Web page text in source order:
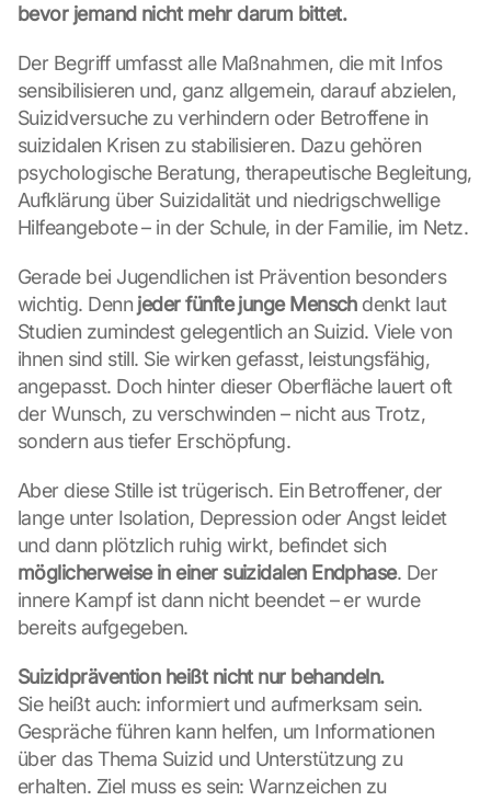
bevor jemand nicht mehr darum bittet.
Der Begriff umfasst alle Maßnahmen, die mit Infos
sensibilisieren und, ganz allgemein, darauf abzielen,
Suizidversuche zu verhindern oder Betroffene in
suizidalen Krisen zu stabilisieren. Dazu gehören
psychologische Beratung, therapeutische Begleitung,
Aufklärung über Suizidalität und niedrigschwellige
Hilfeangebote – in der Schule, in der Familie, im Netz.
Gerade bei Jugendlichen ist Prävention besonders
wichtig. Denn jeder fünfte junge Mensch denkt laut
Studien zumindest gelegentlich an Suizid. Viele von
ihnen sind still. Sie wirken gefasst, leistungsfähig,
angepasst. Doch hinter dieser Oberfläche lauert oft
der Wunsch, zu verschwinden – nicht aus Trotz,
sondern aus tiefer Erschöpfung.
Aber diese Stille ist trügerisch. Ein Betroffener, der
lange unter Isolation, Depression oder Angst leidet
möglicherweise in einer suizidalen Endphase. Der
innere Kampf ist dann nicht beendet – er wurde
bereits aufgegeben.
Suizidprävention heißt nicht nur behandeln.
Sie heißt auch: informiert und aufmerksam sein.
Gespräche führen kann helfen, um Informationen
über das Thema Suizid und Unterstützung zu
erhalten. Ziel muss es sein: Warnzeichen zu